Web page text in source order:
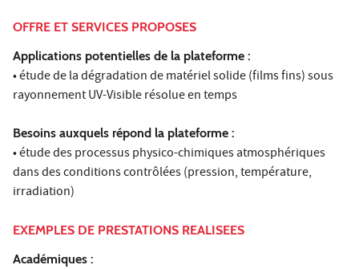
OFFRE ET SERVICES PROPOSES
Applications potentielles de la plateforme :
• étude de la dégradation de matériel solide (films fins) sous
rayonnement UV-Visible résolue en temps
Besoins auxquels répond la plateforme :
• étude des processus physico-chimiques atmosphériques
dans des conditions contrôlées (pression, température,
irradiation)
EXEMPLES DE PRESTATIONS REALISEES
Académiques :